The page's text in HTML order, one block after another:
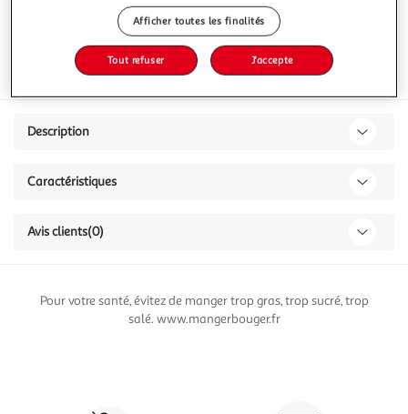
Sans gluten
Description
Caractéristiques
Avis clients(0)
Pour votre santé, évitez de manger trop gras, trop sucré, trop
salé. www.mangerbouger.fr
Afficher toutes les finalités
Tout refuser J'accepte